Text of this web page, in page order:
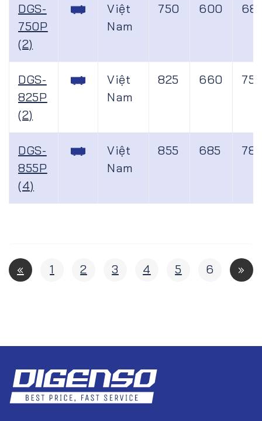
DGS-
750P
(2)
Việt
Nam
750 600
DGS-
825P
(2)
Việt
Nam
825 660
DGS-
855P
(4)
Việt
Nam
855 685
« 1 2 3 4 5 6 »